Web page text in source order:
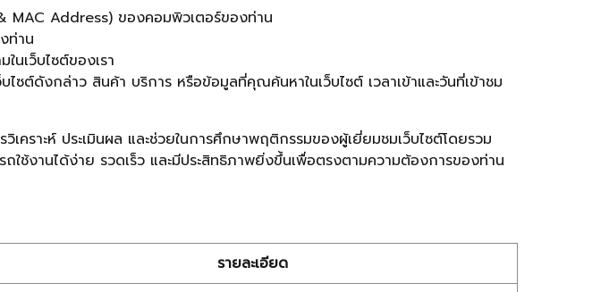
Address) ของคอมพิวเตอร์ของท่าน
ท่าน
นเว็บไซต์ของเรา
ไซต์ดังกล่าว สินค้า บริการ หรือข้อมูลที่คุณค้นหาในเว็บไซต์ เวลาเข้าและวันที่เข้าชม
เคราะห์ ประเมินผล และช่วยในการศึกษาพฤติกรรมของผู้เยี่ยมชมเว็บไซต์โดยรวม
ใช้งานได้ง่าย รวดเร็ว และมีประสิทธิภาพยิ่งขึ้นเพื่อตรงตามความต้องการของท่าน
รายละเอียด